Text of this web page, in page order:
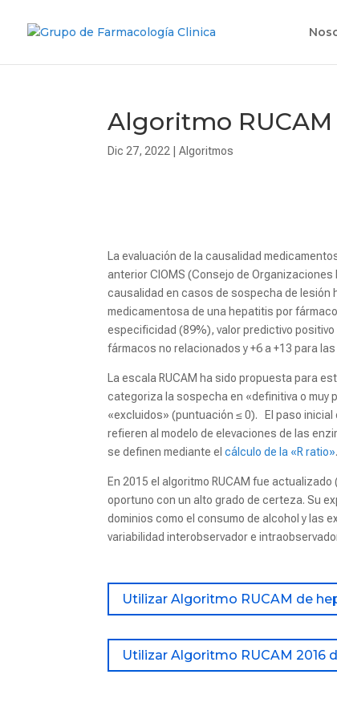
Algoritmo
Dic 27, 2022 |Algoritmos
La evaluación de la causalidad
anterior CIOMS (Consejo de
causalidad en casos de sospecha de lesión
medicamentosa de una hepatitis por
especificidad (89%), valor predictivo
fármacos no relacionados y +6 a +13 para
La escala RUCAM ha sido propuesta para
categoriza la sospecha en «definitiva o
«excluidos» (puntuación ≤ 0). El paso inicial
refieren al modelo de elevaciones de las
se definen mediante elcálculo de la «R ratio»
En 2015 el algoritmo RUCAM fue actualizado
oportuno con un alto grado de certeza. Su
dominios como el consumo de alcohol y las
variabilidad interobservador e
Utilizar Algoritmo RUCAM de
Utilizar Algoritmo RUCAM 2016